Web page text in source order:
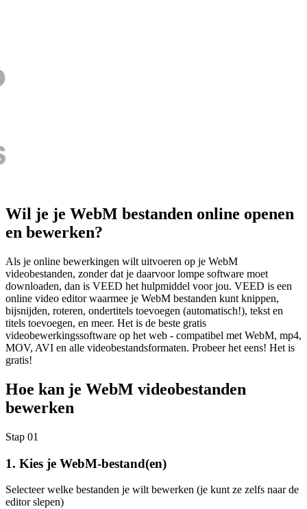
Wil je je WebM bestanden online openen
en bewerken?
Als je online bewerkingen wilt uitvoeren op je WebM
videobestanden, zonder dat je daarvoor lompe software moet
downloaden, dan is VEED het hulpmiddel voor jou. VEED is een
online video editor waarmee je WebM bestanden kunt knippen,
bijsnijden, roteren, ondertitels toevoegen (automatisch!), tekst en
titels toevoegen, en meer. Het is de beste gratis
videobewerkingssoftware op het web - compatibel met WebM, mp4,
MOV, AVI en alle videobestandsformaten. Probeer het eens! Het is
gratis!
Hoe kan je WebM videobestanden
bewerken
Stap 01
1. Kies je WebM-bestand(en)
Selecteer welke bestanden je wilt bewerken (je kunt ze zelfs naar de
editor slepen)